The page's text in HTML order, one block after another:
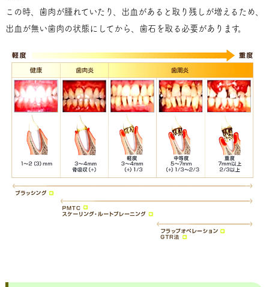
この時、歯肉が腫れていたり、出血があると取り残しが増えるため、
出血が無い歯肉の状態にしてから、歯石を取る必要があります。